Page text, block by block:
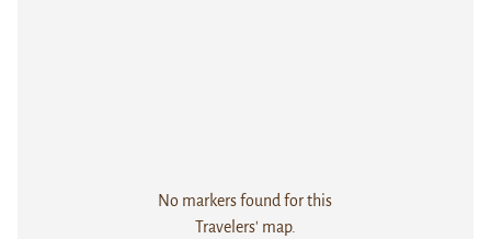
No markers found for this
Travelers' map.